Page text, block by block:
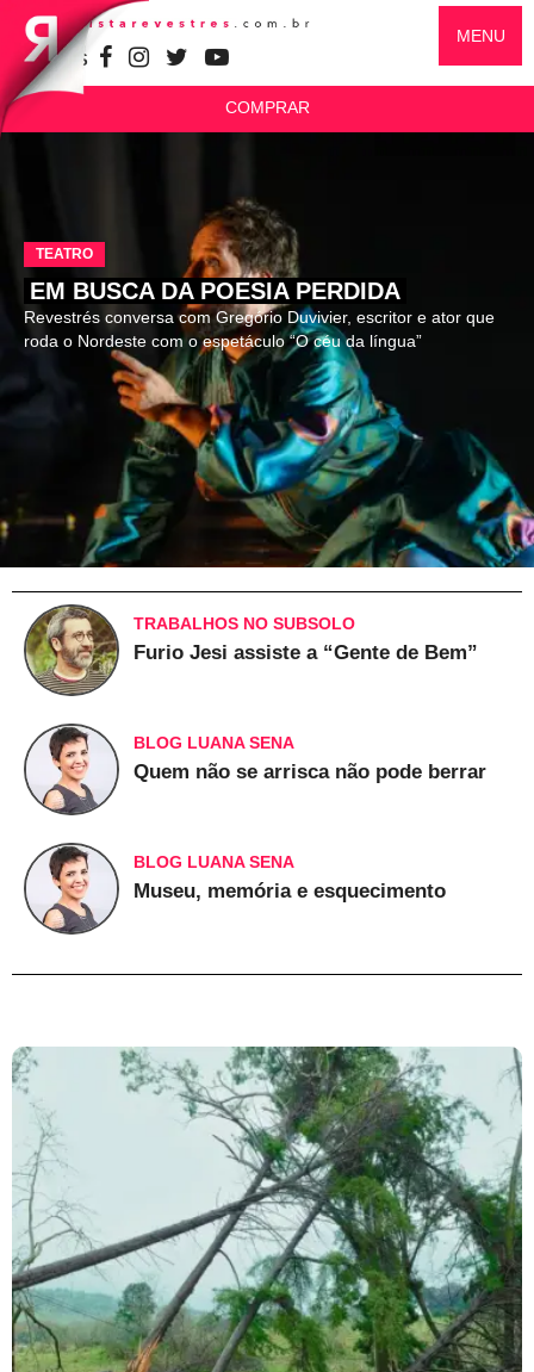
SIGA-NOS
MENU
COMPRAR
TEATRO
EM BUSCA DA POESIA PERDIDA
Revestrés conversa com Gregório Duvivier, escritor e ator que
roda o Nordeste com o espetáculo “O céu da língua”
TRABALHOS NO SUBSOLO
Furio Jesi assiste a “Gente de Bem”
BLOG LUANA SENA
Quem não se arrisca não pode berrar
BLOG LUANA SENA
Museu, memória e esquecimento